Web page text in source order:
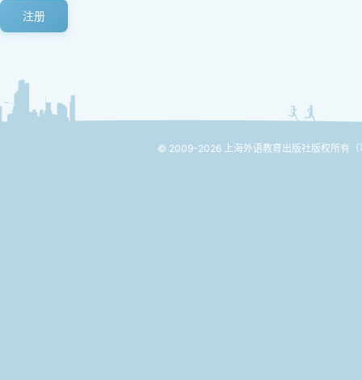
注册
© 2009-2026 上海外语教育出版社版权所有